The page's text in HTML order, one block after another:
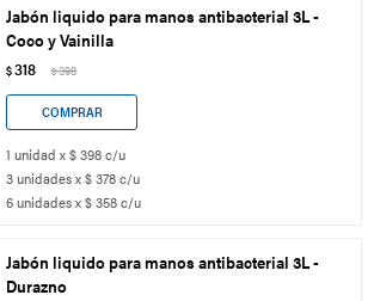
Jabón liquido para manos antibacterial 3L -
Coco y Vainilla
$318 $398
1 unidad x $ 398 c/u
3 unidades x $ 378 c/u
6 unidades x $ 358 c/u
Jabón liquido para manos antibacterial 3L -
Durazno